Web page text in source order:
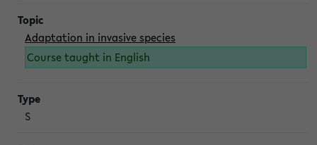
Adaptation in invasive species
Course taught in English
S